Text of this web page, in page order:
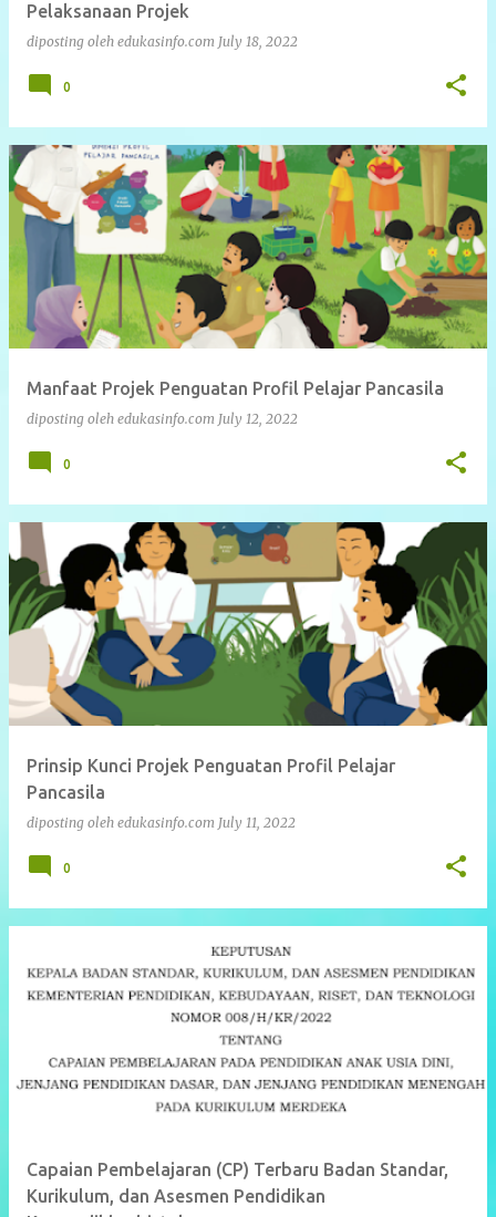
Pelaksanaan Projek
diposting oleh edukasinfo.com July 18, 2022
0
Manfaat Projek Penguatan Profil Pelajar Pancasila
diposting oleh edukasinfo.com July 12, 2022
0
Prinsip Kunci Projek Penguatan Profil Pelajar
Pancasila
diposting oleh edukasinfo.com July 11, 2022
0
Capaian Pembelajaran (CP) Terbaru Badan Standar,
Kurikulum, dan Asesmen Pendidikan